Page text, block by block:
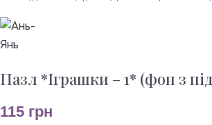
Пазл *Іграшки – 1* (фон з
115 грн